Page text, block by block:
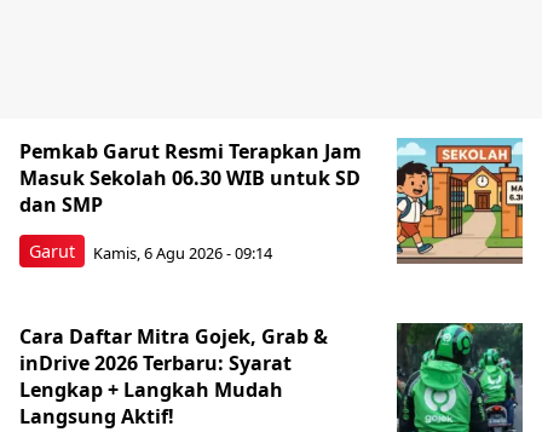
Garut
Pemkab Garut Resmi Terapkan Jam
Masuk Sekolah 06.30 WIB untuk SD
dan SMP
Kamis, 6 Agu 2026 - 09:14
Cara Daftar Mitra Gojek, Grab &
inDrive 2026 Terbaru: Syarat
Lengkap + Langkah Mudah
Langsung Aktif!